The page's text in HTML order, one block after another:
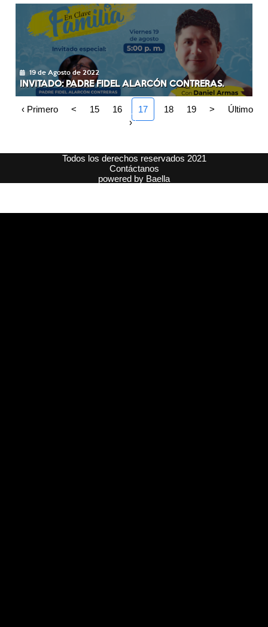
19 de Agosto de 2022
INVITADO: PADRE FIDEL ALARCÓN CONTRERAS.
‹ Primero < 15 16 17 18 19 >
Último
›
Todos los derechos reservados 2021
Contáctanos
powered by Baella